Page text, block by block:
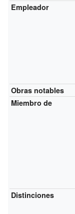
Empleador
Obras notables
Miembro de
Distinciones